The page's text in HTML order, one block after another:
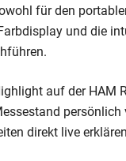
für den
und die
auf der HAM
persönlich
direkt live